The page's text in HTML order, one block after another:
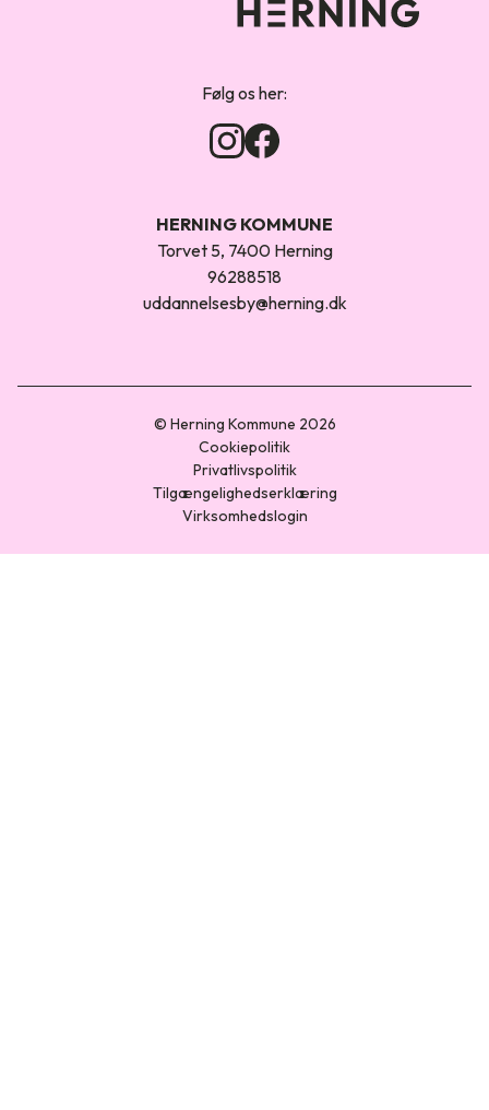
Følg os her:
HERNING KOMMUNE
Torvet 5, 7400 Herning
96288518
uddannelsesby@herning.dk
© Herning Kommune 2026
Cookiepolitik
Privatlivspolitik
Tilgængelighedserklæring
Virksomhedslogin